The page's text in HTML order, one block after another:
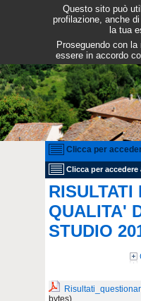
Questo sito può
profilazione, anche
la tua
Proseguendo con
essere in accordo
Clicca per
Clicca per
RISULTATI
QUALITA'
STUDIO
bytes)